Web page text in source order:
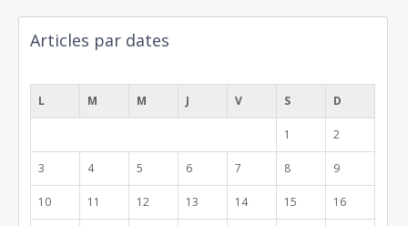
Articles par dates
L M M J V S D
1 2
3 4 5 6 7 8 9
10 11 12 13 14 15 16